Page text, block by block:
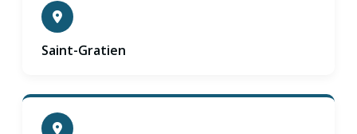
Saint-Gratien